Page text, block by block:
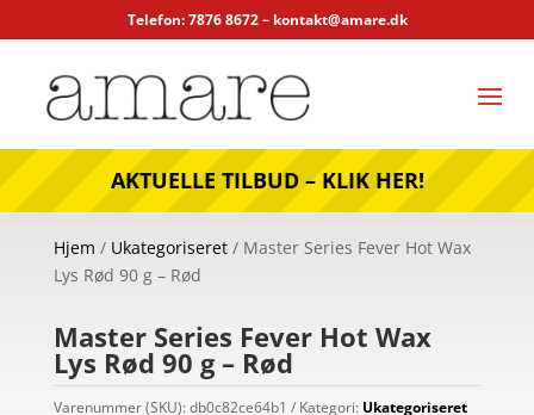
Telefon: 7876 8672 – kontakt@amare.dk
AKTUELLE TILBUD – KLIK HER!
Hjem / Ukategoriseret/ Master Series Fever Hot Wax
Lys Rød 90 g – Rød
Master Series Fever Hot Wax
Lys Rød 90 g – Rød
Varenummer (SKU): db0c82ce64b1 Kategori: Ukategoriseret